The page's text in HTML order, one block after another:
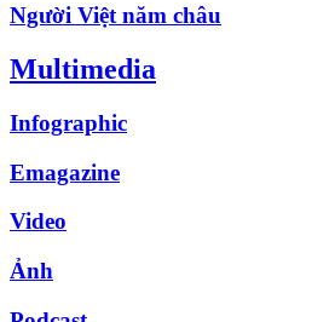
Người Việt năm châu
Multimedia
Infographic
Emagazine
Video
Ảnh